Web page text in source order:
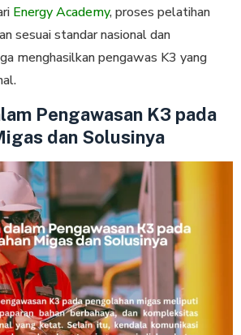
Energy Academy, proses pelatihan
sesuai standar nasional dan
menghasilkan pengawas K3 yang
Pengawasan K3 pada
dan Solusinya